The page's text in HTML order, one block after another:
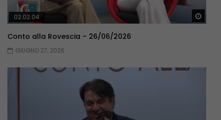
02:02:04
Conto alla Rovescia – 26/06/2026
GIUGNO 27, 2026